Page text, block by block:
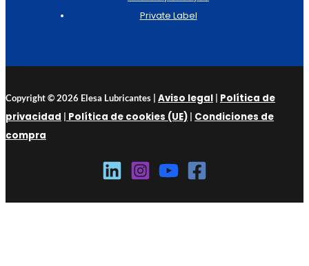
Private Label
Copyright © 2026 Elesa Lubricantes | Aviso legal Política de
privacidad
Política de cookies (UE) Condiciones de
compra